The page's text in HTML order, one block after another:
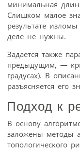
минимальная
Слишком малое
результате
деле не нужны.
Задается также
предыдущим, —
градусах). В
разъясняется его
Подход к
В основу
заложены методы
топологического